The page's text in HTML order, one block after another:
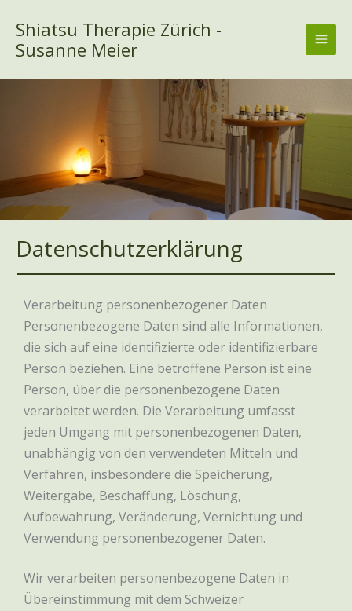
Inhalt
springen
Shiatsu Therapie Zürich -
Susanne Meier
Datenschutzerklärung
Verarbeitung personenbezogener Daten
Personenbezogene Daten sind alle Informationen,
die sich auf eine identifizierte oder identifizierbare
Person beziehen. Eine betroffene Person ist eine
Person, über die personenbezogene Daten
verarbeitet werden. Die Verarbeitung umfasst
jeden Umgang mit personenbezogenen Daten,
unabhängig von den verwendeten Mitteln und
Verfahren, insbesondere die Speicherung,
Weitergabe, Beschaffung, Löschung,
Aufbewahrung, Veränderung, Vernichtung und
Verwendung personenbezogener Daten.
Wir verarbeiten personenbezogene Daten in
Übereinstimmung mit dem Schweizer